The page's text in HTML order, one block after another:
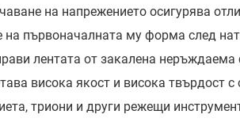
на напрежението осигурява
на първоначалната му форма след
лентата от закалена
висока якост и висока твърдост
триони и други режещи